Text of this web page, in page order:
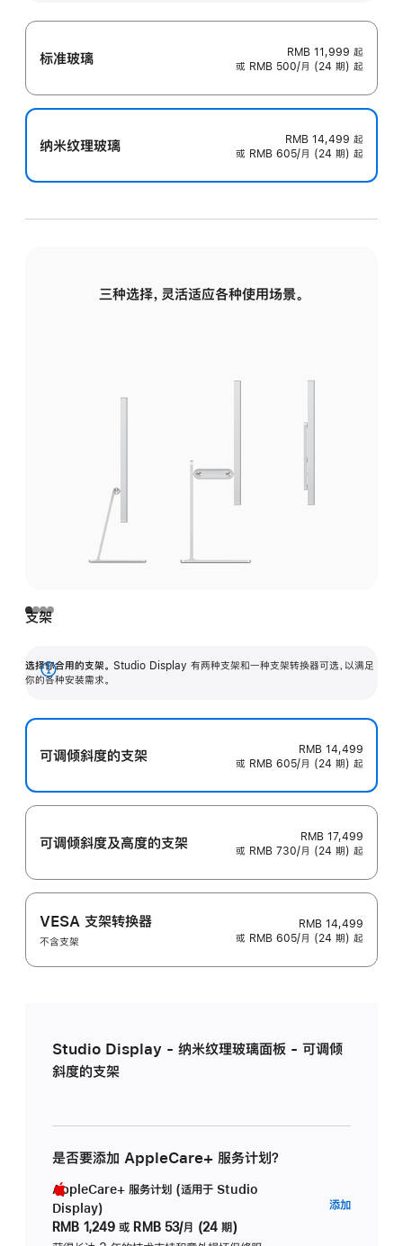
标准玻璃 RMB 11,999 起
或 RMB 500/月 (24 期) 起
纳米纹理玻璃 RMB 14,499 起
或 RMB 605/月 (24 期) 起
三种选择，灵活适应各种使用场景。
支架
选择你合用的支架。 Studio Display 有两种支架和一种支架转换器可选，以满足
你的各种安装需求。
展
可调倾斜度的支架
RMB 14,499
或 RMB 605/月 (24 期) 起
可调倾斜度及高‍度的支‍架
RMB 17,499
或 RMB 730/月 (24 期) 起
VESA 支架转换器
不含支架
RMB 14,499
或 RMB 605/月 (24 期) 起
Studio Display - 纳米纹理玻璃面板 - 可调倾
斜度的支架
是否要添加 AppleCare+ 服务计划？
AppleCare+ 服务计划 (适用于 Studio
Display)
RMB 1,249 或 RMB 53/月 (24 期)
添加